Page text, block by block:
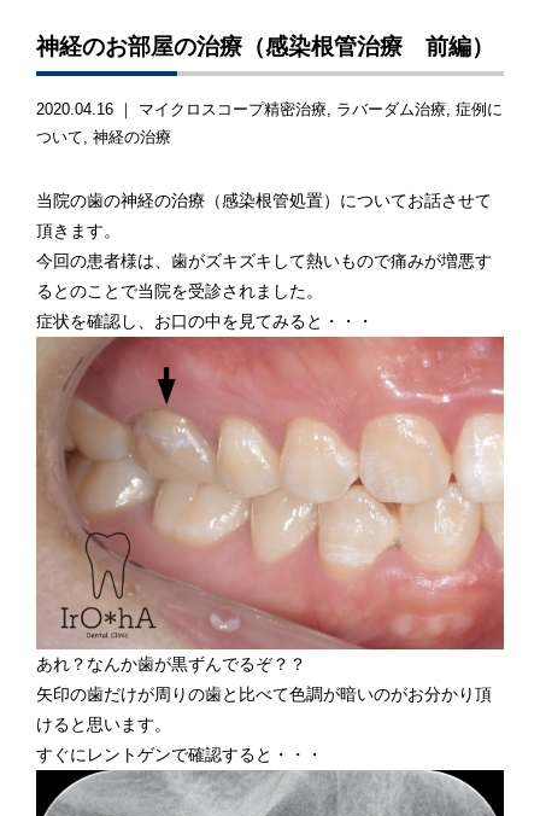
神経のお部屋の治療（感染根管治療 前編）
2020.04.16 ｜ マイクロスコープ精密治療 ラバーダム治療 症例に
ついて
神経の治療
当院の歯の神経の治療（感染根管処置）についてお話させて
頂きます。
今回の患者様は、歯がズキズキして熱いもので痛みが増悪す
るとのことで当院を受診されました。
症状を確認し、お口の中を見てみると・・・
あれ？なんか歯が黒ずんでるぞ？？
矢印の歯だけが周りの歯と比べて色調が暗いのがお分かり頂
けると思います。
すぐにレントゲンで確認すると・・・